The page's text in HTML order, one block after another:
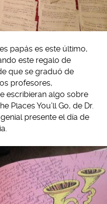
papás es este último,
este regalo de
que se graduó de
profesores,
escribieran algo sobre
Places You’ll Go, de Dr.
presente el día de